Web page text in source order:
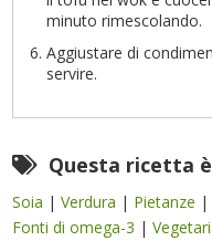
minuto rimescolando.
Aggiustare di
servire.
Questa ricetta
Soia |Verdura | Pietanze |
Fonti di omega-3 |